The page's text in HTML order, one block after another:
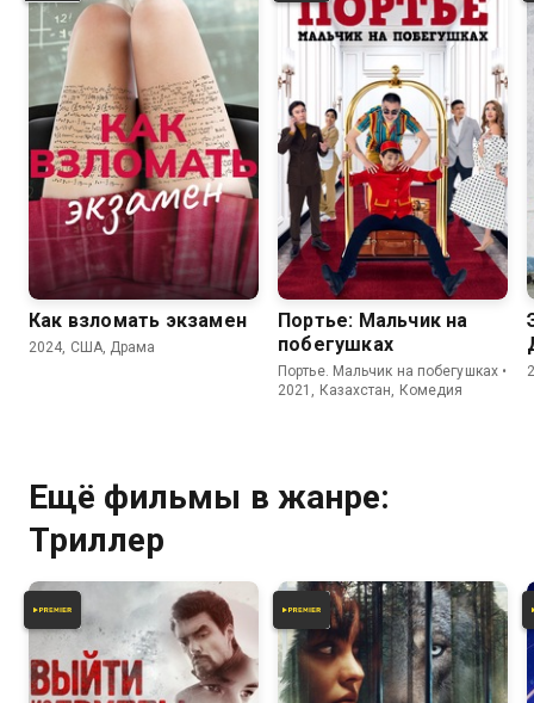
Как взломать экзамен
2024, США, Драма
4.7
Портье: Мальчик на
побегушках
Портье. Мальчик на побегушках •
2021, Казахстан, Комедия
Ещё фильмы в жанре:
Триллер